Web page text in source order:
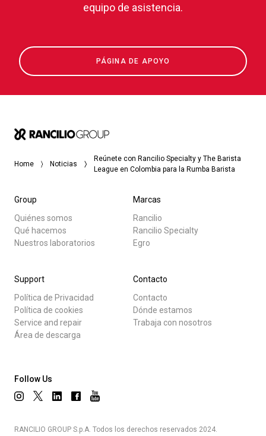
equipo de asistencia.
PÁGINA DE APOYO
Home Noticias
Reúnete con Rancilio Specialty y The Barista
League en Colombia para la Rumba Barista
Group
Quiénes somos
Qué hacemos
Nuestros laboratorios
Marcas
Rancilio
Rancilio Specialty
Egro
Support
Política de Privacidad
Política de cookies
Service and repair
Área de descarga
Contacto
Contacto
Dónde estamos
Trabaja con nosotros
Follow Us
RANCILIO GROUP S.p.A. Todos los derechos reservados 2024.